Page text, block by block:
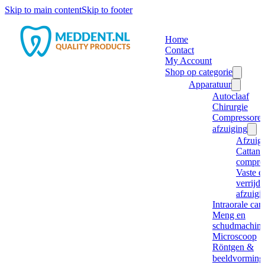
Skip to main contentSkip to footer
Home
Contact
My Account
Shop op categorie
Apparatuur
Autoclaaf
Chirurgie
afzuiging
Cattani
Vaste
Intraorale
Meng en
Microscoop
Röntgen &
beeldvorming